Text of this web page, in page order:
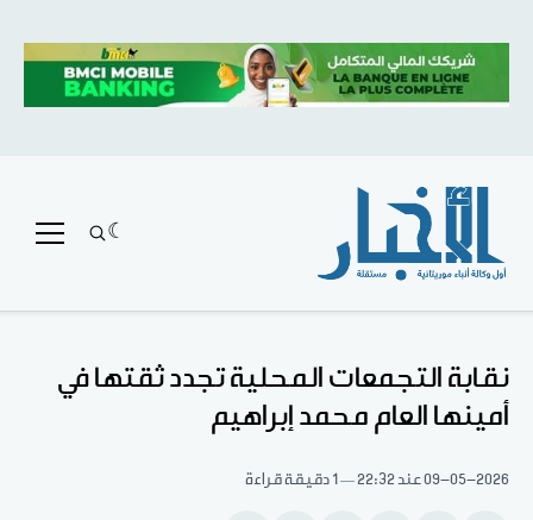
نقابة التجمعات المحلية تجدد ثقتها في
أمينها العام محمد إبراهيم
09-05-2026عند 22:32 1 دقيقة قراءة